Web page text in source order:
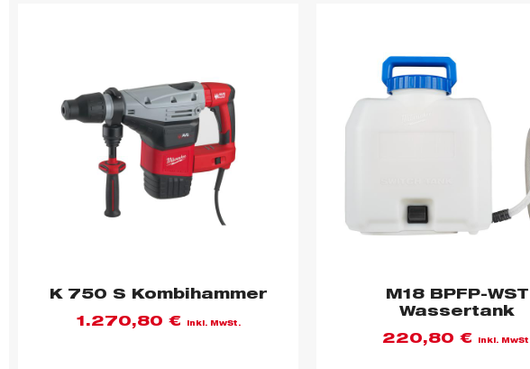
K 750 S Kombihammer
1.270,80 € inkl. MwSt.
M18 BPFP-WST
Wassertank
220,80 € inkl.